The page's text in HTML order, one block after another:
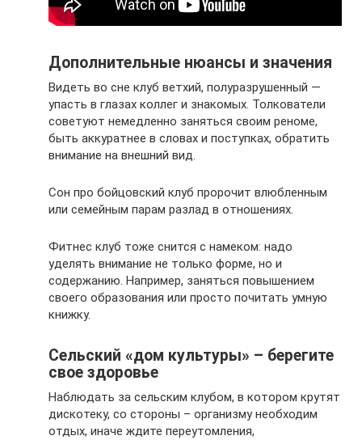
Дополнительные нюансы и значения
Видеть во сне клуб ветхий, полуразрушенный —
упасть в глазах коллег и знакомых. Толкователи
советуют немедленно заняться своим реноме,
быть аккуратнее в словах и поступках, обратить
внимание на внешний вид.
Сон про бойцовский клуб пророчит влюбленным
или семейным парам разлад в отношениях.
Фитнес клуб тоже снится с намеком: надо
уделять внимание не только форме, но и
содержанию. Например, заняться повышением
своего образования или просто почитать умную
книжку.
Сельский «дом культуры» – берегите
свое здоровье
Наблюдать за сельским клубом, в котором крутят
дискотеку, со стороны – организму необходим
отдых, иначе ждите переутомления,